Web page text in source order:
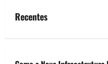
Recentes